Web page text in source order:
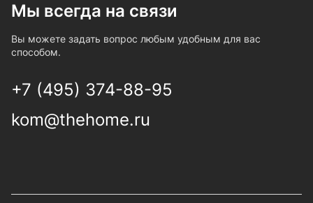
Мы всегда на связи
Вы можете задать вопрос любым удобным для вас
способом.
+7 (495) 374-88-95
kom@thehome.ru